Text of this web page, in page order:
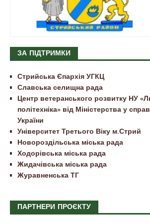
ЗА ПІДТРИМКИ
Стрийська Єпархія УГКЦ
Славська селищна рада
Центр ветеранського розвитку НУ
політехніка» від Міністерства у
України
Університет Третього Віку м.Стрий
Новороздільська міська рада
Ходорівська міська рада
Жидачівська міська рада
Журавненська ТГ
ПАРТНЕРИ ПРОЄКТУ